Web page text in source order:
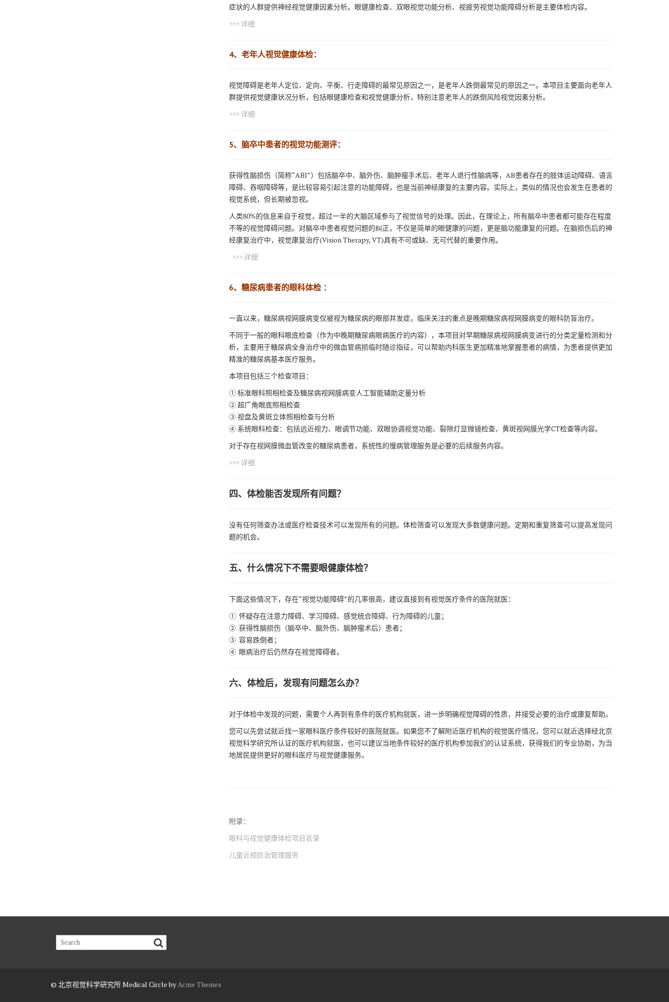
症状的人群提供神经视觉健康因素分析。眼健康检查、双眼视觉功能分析、视疲劳视觉功能障碍分析是主要体检内容。
>>> 详细
4、老年人视觉健康体检：
视觉障碍是老年人定位、定向、平衡、行走障碍的最常见原因之一，是老年人跌倒最常见的原因之一。本项目主要面向老年人
群提供视觉健康状况分析，包括眼健康检查和视觉健康分析，特别注意老年人的跌倒风险视觉因素分析。
>>> 详细
5、脑卒中患者的视觉功能测评：
获得性脑损伤（简称“ABI”）包括脑卒中、脑外伤、脑肿瘤手术后、老年人退行性脑病等，AB患者存在的肢体运动障碍、语言
障碍、吞咽障碍等，是比较容易引起注意的功能障碍，也是当前神经康复的主要内容。实际上，类似的情况也会发生在患者的
视觉系统，但长期被忽视。
人类80%的信息来自于视觉，超过一半的大脑区域参与了视觉信号的处理。因此，在理论上，所有脑卒中患者都可能存在程度
不等的视觉障碍问题。对脑卒中患者视觉问题的纠正，不仅是简单的眼健康的问题，更是脑功能康复的问题。在脑损伤后的神
经康复治疗中，视觉康复治疗(Vision Therapy, VT)具有不可或缺、无可代替的重要作用。
>>> 详细
6、糖尿病患者的眼科体检 ：
一直以来，糖尿病视网膜病变仅被视为糖尿病的眼部并发症，临床关注的重点是晚期糖尿病视网膜病变的眼科防盲治疗。
不同于一般的眼科眼底检查（作为中晚期糖尿病眼病医疗的内容），本项目对早期糖尿病视网膜病变进行的分类定量检测和分
析，主要用于糖尿病全身治疗中的微血管病损临时随诊指征，可以帮助内科医生更加精准地掌握患者的病情，为患者提供更加
精准的糖尿病基本医疗服务。
本项目包括三个检查项目：
① 标准眼科照相检查及糖尿病视网膜病变人工智能辅助定量分析
② 超广角眼底照相检查
③ 视盘及黄斑立体照相检查与分析
④ 系统眼科检查：包括远近视力、眼调节功能、双眼协调视觉功能、裂隙灯显微镜检查、黄斑视网膜光学CT检查等内容。
对于存在视网膜微血管改变的糖尿病患者，系统性的慢病管理服务是必要的后续服务内容。
>>> 详细
四、体检能否发现所有问题？
没有任何筛查办法或医疗检查技术可以发现所有的问题。体检筛查可以发现大多数健康问题。定期和重复筛查可以提高发现问
题的机会。
五、什么情况下不需要眼健康体检？
下面这些情况下，存在“视觉功能障碍”的几率很高，建议直接到有视觉医疗条件的医院就医：
① 怀疑存在注意力障碍、学习障碍、感觉统合障碍、行为障碍的儿童；
② 获得性脑损伤（脑卒中、脑外伤、脑肿瘤术后）患者；
③ 容易跌倒者；
④ 眼病治疗后仍然存在视觉障碍者。
六、体检后，发现有问题怎么办？
对于体检中发现的问题，需要个人再到有条件的医疗机构就医，进一步明确视觉障碍的性质，并接受必要的治疗或康复帮助。
您可以先尝试就近找一家眼科医疗条件较好的医院就医。如果您不了解附近医疗机构的视觉医疗情况，您可以就近选择经北京
视觉科学研究所认证的医疗机构就医，也可以建议当地条件较好的医疗机构参加我们的认证系统，获得我们的专业协助，为当
地居民提供更好的眼科医疗与视觉健康服务。
附录：
眼科与视觉健康体检项目名录
儿童近视防治管理服务
© 北京视觉科学研究所Medical Circle byAcme Themes